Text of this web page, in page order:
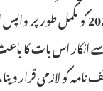
ہے۔ اس لیے بورڈ مطالبہ کرتا ہے کہ وقف
انکار اس بات کا
کو لازمی قرار